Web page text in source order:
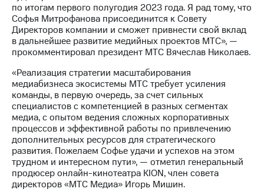
аудит
Рынок
акций
Описание
Программа
приобретения
Порядок
выкупа
акций
Дивиденды
Рынок
облигаций
Описание
Еврооблигации-2023
Уведомление
по итогам первого полугодия 2023 года. Я рад тому, что
Софья Митрофанова присоединится к Совету
Директоров компании и сможет привнести свой вклад
в дальнейшее развитие медийных проектов МТС», —
прокомментировал президент МТС Вячеслав Николаев.
«Реализация стратегии масштабирования
медиабизнеса экосистемы МТС требует усиления
команды, в первую очередь, за счет сильных
специалистов с компетенцией в разных сегментах
медиа, с опытом ведения сложных корпоративных
процессов и эффективной работы по привлечению
дополнительных ресурсов для стратегического
развития. Пожелаем Софье удачи и успехов на этом
трудном и интересном пути», — отметил генеральный
продюсер онлайн-кинотеатра KION, член совета
директоров «МТС Медиа» Игорь Мишин.